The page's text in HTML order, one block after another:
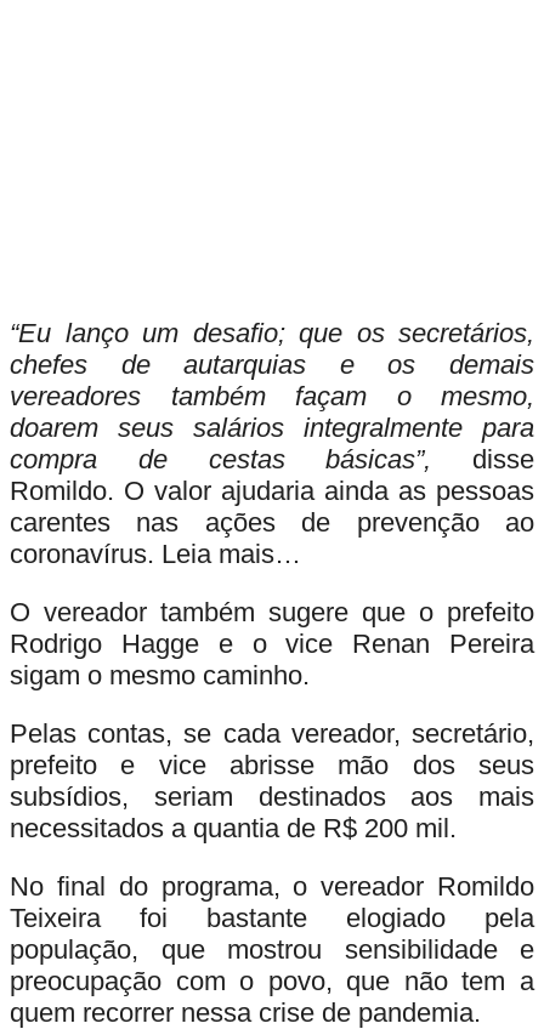
“Eu lanço um desafio; que os secretários,
chefes de autarquias e os demais
vereadores também façam o mesmo,
doarem seus salários integralmente para
compra de cestasbásicas”,
disse
Romildo. O valor ajudaria ainda as pessoas
carentes nas ações de prevenção ao
coronavírus. Leia mais…
O vereador também sugere que o prefeito
Rodrigo Hagge e o vice Renan Pereira
sigam o mesmo caminho.
Pelas contas, se cada vereador, secretário,
prefeito e vice abrisse mão dos seus
subsídios, seriam destinados aos mais
necessitados a quantia de R$ 200 mil.
No final do programa, o vereador Romildo
Teixeira foi bastante elogiado pela
população, que mostrou sensibilidade e
preocupação com o povo, que não tem a
quem recorrer nessa crise de pandemia.